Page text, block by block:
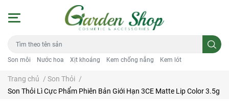
Son môi Nước hoa Xịt khoáng Kem chống nắng Kem lót
Trang chủ / Son Thỏi /
Son Thỏi Lì Cực Phẩm Phiên Bản Giới Hạn 3CE Matte Lip Color 3.5g